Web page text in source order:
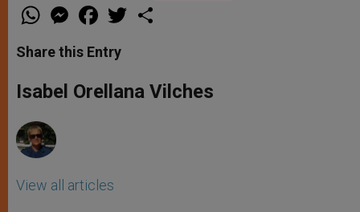
W
t
s
p
p
M
e
s
e
g
e
F
a
e
b
o
k
w
r
Share this Entry
Isabel Orellana Vilches
View all articles